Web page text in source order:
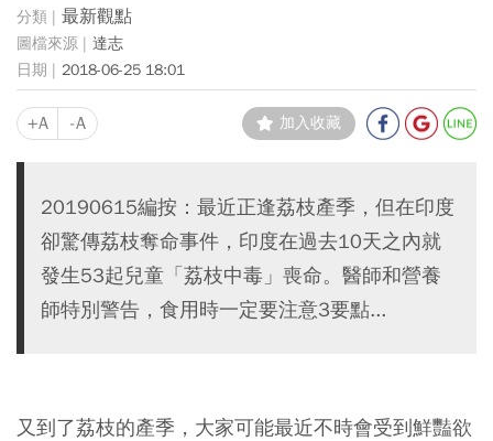
最新觀點
達志
2018-06-25 18:01
+A -A 加入收藏
20190615編按：最近正逢荔枝產季，但在印度
卻驚傳荔枝奪命事件，印度在過去10天之內就
發生53起兒童「荔枝中毒」喪命。醫師和營養
師特別警告，食用時一定要注意3要點...
又到了荔枝的產季，大家可能最近不時會受到鮮豔欲